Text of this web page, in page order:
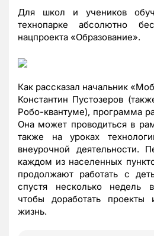
Для школ и учеников
технопарке абсолютно
нацпроекта «Образование».
Как рассказал начальник
Константин Пустозеров
Робо-квантуме), программа
Она может проводиться в
также на уроках
внеурочной деятельности.
каждом из населенных
продолжают работать с
спустя несколько недель
чтобы доработать
жизнь.